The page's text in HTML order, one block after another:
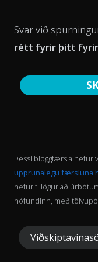
Svar við
rétt fyrir þitt
Þessi bloggfærsla hefur
upprunalegu færsluna
hefur tillögur að
höfundinn, með